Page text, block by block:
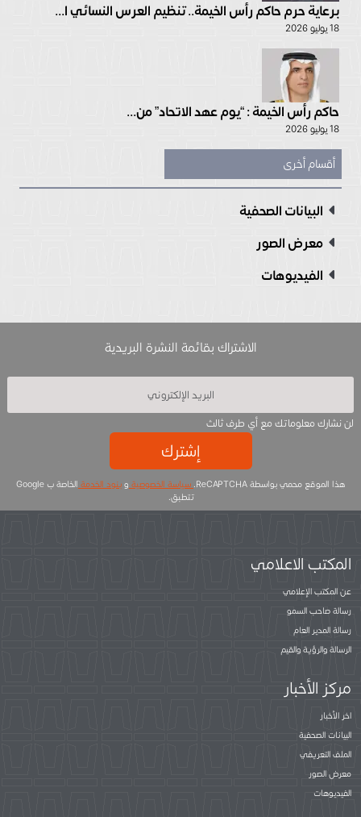
برعاية حرم حاكم رأس الخيمة.. تنظيم العرس النسائي ا...
18 يوليو 2026
حاكم رأس الخيمة : “يوم عهد الاتحاد” من...
18 يوليو 2026
أقسام أخرى
البيانات الصحفية
معرض الصور
الفيديوهات
الاشتراك بقائمة النشرة البريدية
لن نشارك معلوماتك مع أي طرف ثالث
إشترك
هذا الموقع محمي بواسطة ReCAPTCHA. سياسة الخصوصية وبنود الخدمة
الخاصة ب Google
تتطبق.
المكتب الاعلامي
عن المكتب الإعلامي
رسالة صاحب السمو
رسالة المدير العام
الرسالة والرؤية والقيم
مركز الأخبار
اخر الأخبار
البيانات الصحفية
الملف التعريفي
معرض الصور
الفيديوهات